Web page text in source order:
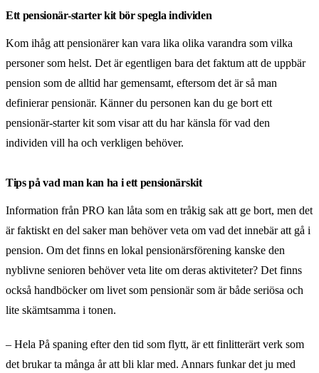
Ett pensionär-starter kit bör spegla individen
Kom ihåg att pensionärer kan vara lika olika varandra som vilka
personer som helst. Det är egentligen bara det faktum att de uppbär
pension som de alltid har gemensamt, eftersom det är så man
definierar pensionär. Känner du personen kan du ge bort ett
pensionär-starter kit som visar att du har känsla för vad den
individen vill ha och verkligen behöver.
Tips på vad man kan ha i ett pensionärskit
Information från PRO kan låta som en tråkig sak att ge bort, men det
är faktiskt en del saker man behöver veta om vad det innebär att gå i
pension. Om det finns en lokal pensionärsförening kanske den
nyblivne senioren behöver veta lite om deras aktiviteter? Det finns
också handböcker om livet som pensionär som är både seriösa och
lite skämtsamma i tonen.
– Hela På spaning efter den tid som flytt, är ett finlitterärt verk som
det brukar ta många år att bli klar med. Annars funkar det ju med